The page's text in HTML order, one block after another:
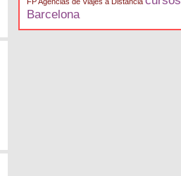
Barcelona